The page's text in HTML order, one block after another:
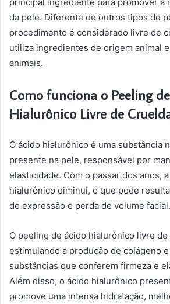
da pele. Diferente de outros tipos de
procedimento é considerado livre de
utiliza ingredientes de origem animal
animais.
Como funciona o Peeling
Hialurônico Livre de
O ácido hialurônico é uma substância
presente na pele, responsável por
elasticidade. Com o passar dos anos,
hialurônico diminui, o que pode
de expressão e perda de volume facial.
O peeling de ácido hialurônico livre
estimulando a produção de colágeno
substâncias que conferem firmeza e
Além disso, o ácido hialurônico
promove uma intensa hidratação,